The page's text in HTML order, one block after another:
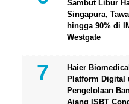
Sambut Libur
Singapura,
hingga 90% di
Westgate
Haier
Platform Digital
Pengelolaan
Ajang ISBT